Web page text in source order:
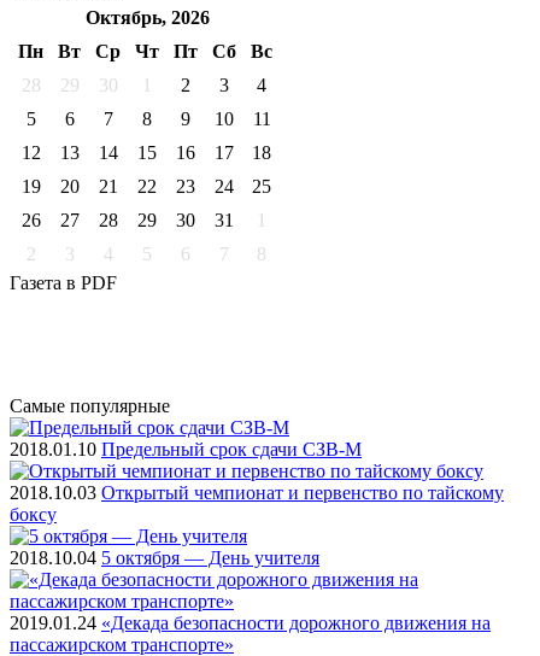
Октябрь, 2026
Пн
Вт Ср Чт Пт Cб
Вс
28
29 30 1 2 3
4
5
6 7 8 9 10
11
12
13 14 15 16 17
18
19
20 21 22 23 24
25
26
27 28 29 30 31
1
2
3 4 5 6 7
8
Газета в PDF
Самые популярные
2018.01.10 Предельный срок сдачи СЗВ-М
2018.10.03 Открытый чемпионат и первенство по тайскому
боксу
2018.10.04 5 октября — День учителя
2019.01.24 «Декада безопасности дорожного движения на
пассажирском транспорте»